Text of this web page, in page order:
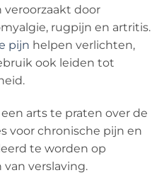
door
rugpijn en artritis.
pijn helpen verlichten,
ook leiden tot
arts te praten over de
voor chronische pijn en
te worden op
verslaving.